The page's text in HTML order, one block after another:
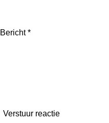
Bericht *
Verstuur reactie